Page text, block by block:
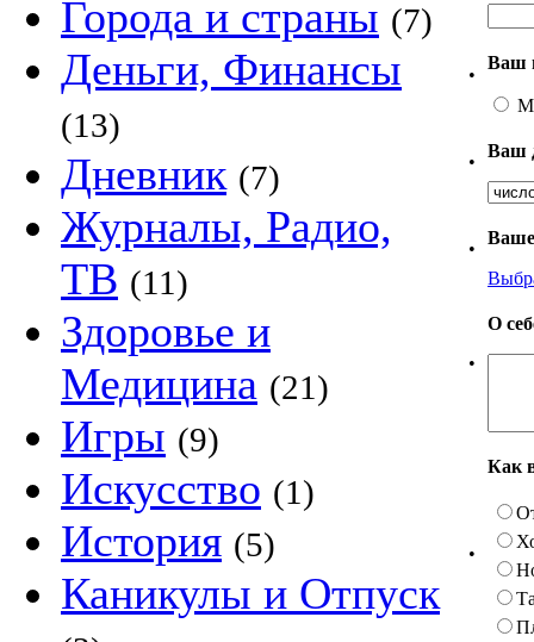
Города и страны (7)
Деньги, Финансы
(13)
Дневник (7)
Журналы, Радио,
ТВ (11)
Здоровье и
Медицина (21)
Игры (9)
Искусство (1)
История (5)
Каникулы и Отпуск
•
Ваш
•
Ваш
•
Ваше
•
О
•
Как